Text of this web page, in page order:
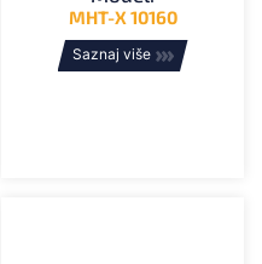
MHT-X 10160
Saznaj više